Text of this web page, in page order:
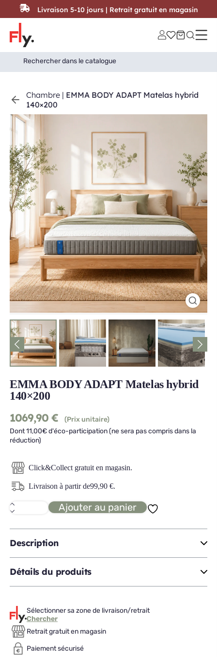
Passer au contenu
Search
for:
Search Button
Chambre | EMMA BODY ADAPT Matelas hybrid
140×200
EMMA BODY ADAPT Matelas hybrid
140×200
1069,90 €
(Prix unitaire)
Dont 11,00€ d'éco-participation (ne sera pas compris dans la
réduction)
Click&Collect gratuit en magasin.
Livraison à partir de99,90 €.
quantité
de
BODY
ADAPT
Matelas
hybrid
Ajouter au panier
Description
Détails du produits
Sélectionner sa zone de livraison/retrait
Chercher
Retrait gratuit en magasin
Paiement sécurisé
Livraison 5-10 jours | Retrait gratuit en magasin